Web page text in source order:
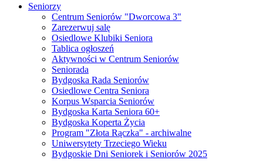
Seniorzy
Centrum Seniorów "Dworcowa 3"
Zarezerwuj salę
Osiedlowe Klubiki Seniora
Tablica ogłoszeń
Aktywności w Centrum Seniorów
Seniorada
Bydgoska Rada Seniorów
Osiedlowe Centra Seniora
Korpus Wsparcia Seniorów
Bydgoska Karta Seniora 60+
Bydgoska Koperta Życia
Program "Złota Rączka" - archiwalne
Uniwersytety Trzeciego Wieku
Bydgoskie Dni Seniorek i Seniorów 2025